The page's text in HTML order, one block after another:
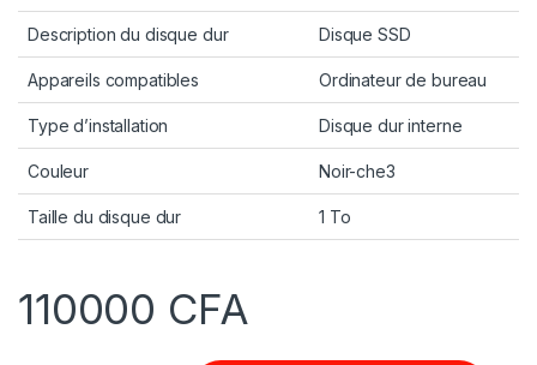
Description du disque dur Disque SSD
Appareils compatibles Ordinateur de bureau
Type d’installation Disque dur interne
Couleur Noir-che3
Taille du disque dur 1 To
110000 CFA